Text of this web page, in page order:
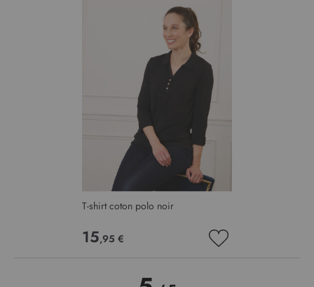
T-shirt coton polo noir
15,95 €